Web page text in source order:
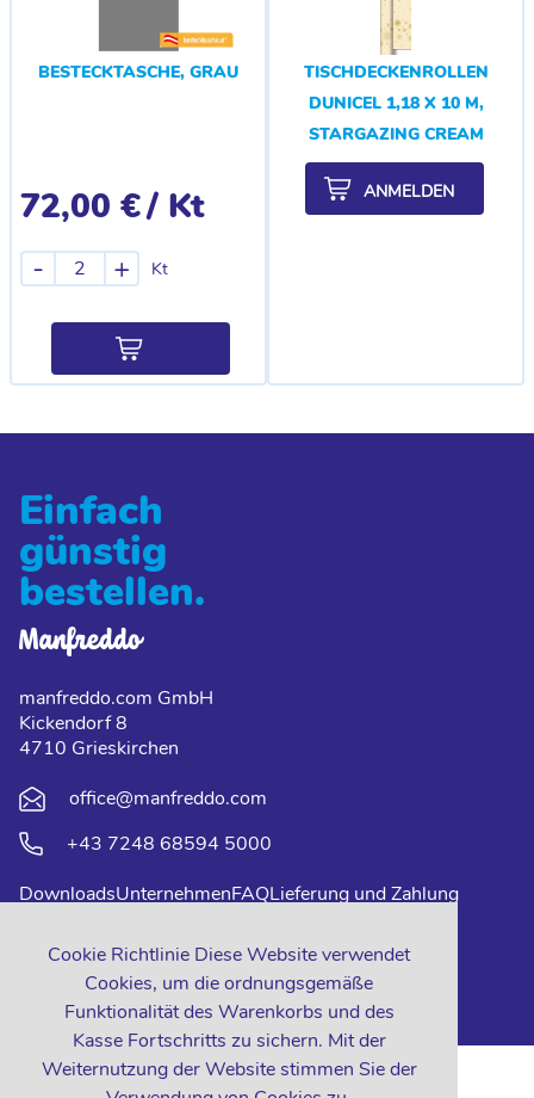
Cookie Richtlinie Diese Website verwendet
Cookies, um die ordnungsgemäße
Funktionalität des Warenkorbs und des
Kasse Fortschritts zu sichern. Mit der
Weiternutzung der Website stimmen Sie der
BESTECKTASCHE, GRAU
72,00 €/ Kt
Kt
- +
TISCHDECKENROLLEN
DUNICEL 1,18 X 10 M,
STARGAZING CREAM
ANMELDEN
Einfach
günstig
bestellen.
manfreddo.com GmbH
Kickendorf 8
4710 Grieskirchen
office@manfreddo.com
+43 7248 68594 5000
DownloadsUnternehmenFAQLieferung und Zahlung